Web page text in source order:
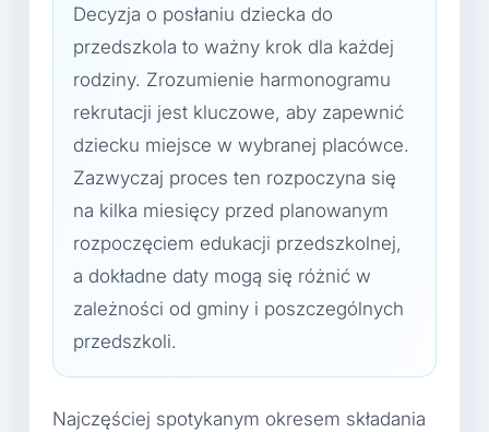
Decyzja o posłaniu dziecka do
przedszkola to ważny krok dla każdej
rodziny. Zrozumienie harmonogramu
rekrutacji jest kluczowe, aby zapewnić
dziecku miejsce w wybranej placówce.
Zazwyczaj proces ten rozpoczyna się
na kilka miesięcy przed planowanym
rozpoczęciem edukacji przedszkolnej,
a dokładne daty mogą się różnić w
zależności od gminy i poszczególnych
przedszkoli.
Najczęściej spotykanym okresem składania